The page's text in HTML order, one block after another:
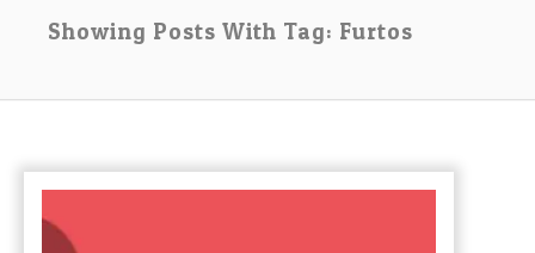
Showing Posts With Tag: Furtos